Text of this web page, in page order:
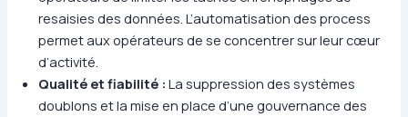
resaisies des données. L’automatisation des process
permet aux opérateurs de se concentrer sur leur cœur
d’activité.
Qualité et fiabilité :La suppression des systèmes
doublons et la mise en place d’une gouvernance des